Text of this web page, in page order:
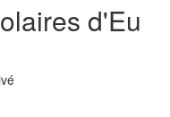
d'Eu